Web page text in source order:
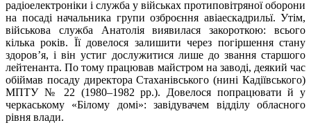
радіоелектроніки і служба у військах протиповітряної оборони
на посаді начальника групи озброєння авіаескадрильї. Утім,
військова служба Анатолія виявилася закороткою: всього
кілька років. Її довелося залишити через погіршення стану
здоров’я, і він устиг дослужитися лише до звання старшого
лейтенанта. По тому працював майстром на заводі, деякий час
обіймав посаду директора Стаханівського (нині Кадіївського)
МПТУ № 22 (1980–1982 рр.). Довелося попрацювати й у
черкаському «Білому домі»: завідувачем відділу обласного
рівня влади.